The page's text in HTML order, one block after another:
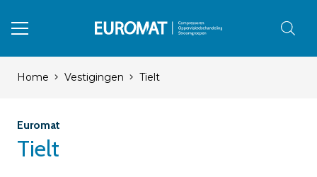
Home Vestigingen Tielt
Euromat
Tielt